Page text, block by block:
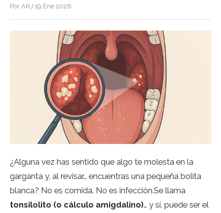
Por ARJ·19 Ene 2026
¿Alguna vez has sentido que algo te molesta en la
garganta y, al revisar… encuentras una pequeña bolita
blanca? No es comida. No es infección.Se llama
tonsilolito (o cálculo amigdalino)… y sí, puede ser el